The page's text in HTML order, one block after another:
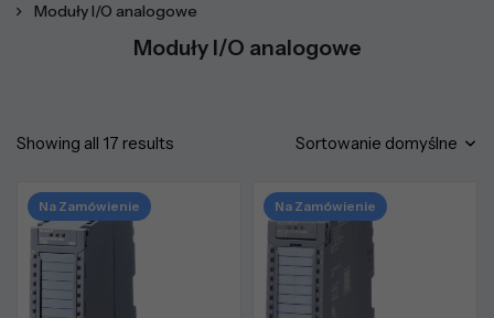
Moduły I/O analogowe
Moduły I/O analogowe
Showing all 17 results Sortowanie domyślne
Na Zamówienie Na Zamówienie